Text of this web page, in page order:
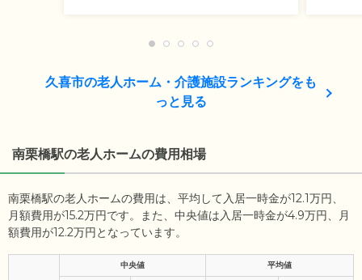
久喜市の老人ホーム・介護施設ランキングをも
っと見る
南栗橋駅の老人ホームの費用相場
南栗橋駅の老人ホームの費用は、平均して入居一時金が12.1万円、
月額費用が15.2万円です。また、中央値は入居一時金が4.9万円、月
額費用が12.2万円となっています。
中央値 平均値